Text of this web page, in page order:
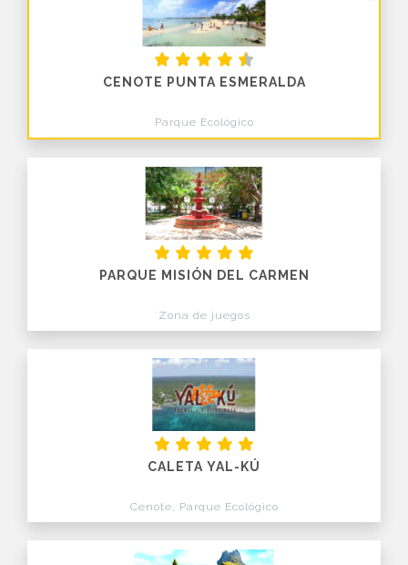
CENOTE PUNTA ESMERALDA
Parque Ecológico
PARQUE MISIÓN DEL CARMEN
Zona de juegos
CALETA YAL-KÚ
Cenote, Parque Ecológico